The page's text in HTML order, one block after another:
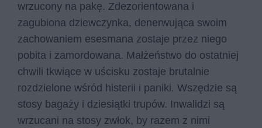
wrzucony na pakę. Zdezorientowana i
zagubiona dziewczynka, denerwująca swoim
zachowaniem esesmana zostaje przez niego
pobita i zamordowana. Małżeństwo do ostatniej
chwili tkwiące w uścisku zostaje brutalnie
rozdzielone wśród histerii i paniki. Wszędzie są
stosy bagaży i dziesiątki trupów. Inwalidzi są
wrzucani na stosy zwłok, by razem z nimi